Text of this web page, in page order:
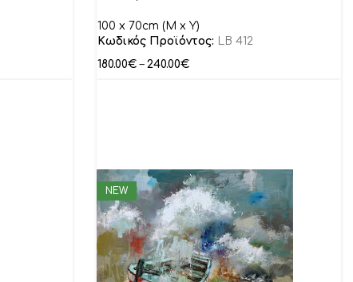
100 x 70cm (M x Y)
Κωδικός Προϊόντος: LB 412
180.00€ – 240.00€
NEW